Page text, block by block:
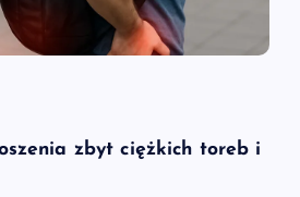
zbyt ciężkich toreb i